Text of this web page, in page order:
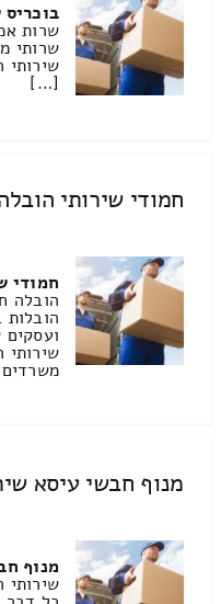
בוכריס
שרות
שרותי
שירותי
[…]
חמודי שירותי
חמודי
הובלה
הובלות
שירותי
מנוף חבשי עיסא
מנוף
שירותי